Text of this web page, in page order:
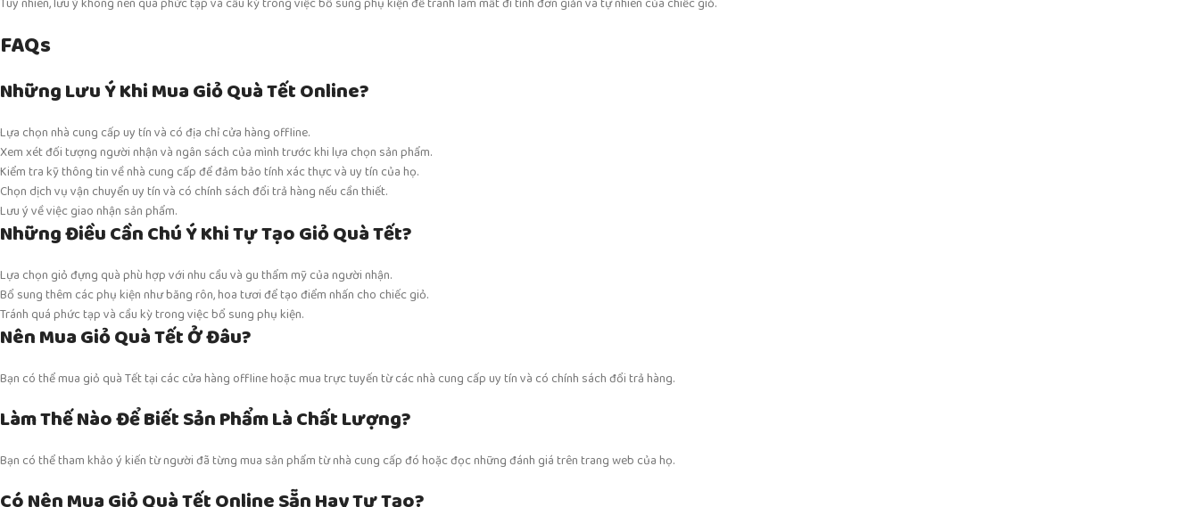
FAQs
Những Lưu Ý Khi Mua Giỏ Quà Tết Online?
Lựa chọn nhà cung cấp uy tín và có địa chỉ cửa hàng offline.
Xem xét đối tượng người nhận và ngân sách của mình trước khi lựa chọn sản phẩm.
Kiểm tra kỹ thông tin về nhà cung cấp để đảm bảo tính xác thực và uy tín của họ.
Chọn dịch vụ vận chuyển uy tín và có chính sách đổi trả hàng nếu cần thiết.
Lưu ý về việc giao nhận sản phẩm.
Những Điều Cần Chú Ý Khi Tự Tạo Giỏ Quà Tết?
Lựa chọn giỏ đựng quà phù hợp với nhu cầu và gu thẩm mỹ của người nhận.
Bổ sung thêm các phụ kiện như băng rôn, hoa tươi để tạo điểm nhấn cho chiếc giỏ.
Tránh quá phức tạp và cầu kỳ trong việc bổ sung phụ kiện.
Nên Mua Giỏ Quà Tết Ở Đâu?
Bạn có thể mua giỏ quà Tết tại các cửa hàng offline hoặc mua trực tuyến từ các nhà cung cấp uy tín và có chính sách đổi trả hàng.
Làm Thế Nào Để Biết Sản Phẩm Là Chất Lượng?
Bạn có thể tham khảo ý kiến từ người đã từng mua sản phẩm từ nhà cung cấp đó hoặc đọc những đánh giá trên trang web của họ.